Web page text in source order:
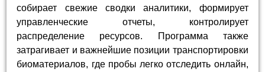
собирает свежие сводки аналитики, формирует
управленческие отчеты, контролирует
распределение ресурсов. Программа также
затрагивает и важнейшие позиции транспортировки
биоматериалов, где пробы легко отследить онлайн,